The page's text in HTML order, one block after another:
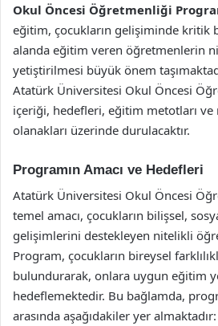
Okul Öncesi Öğretmenliği
eğitim, çocukların gelişiminde kritik
alanda eğitim veren öğretmenlerin
yetiştirilmesi büyük önem
Atatürk Üniversitesi Okul Öncesi
içeriği, hedefleri, eğitim metotları ve
olanakları üzerinde durulacaktır.
Programın Amacı ve Hedefleri
Atatürk Üniversitesi Okul Öncesi
temel amacı, çocukların bilişsel,
gelişimlerini destekleyen nitelikli
Program, çocukların bireysel
bulundurarak, onlara uygun eğitim
hedeflemektedir. Bu bağlamda,
arasında aşağıdakiler yer almaktadır: